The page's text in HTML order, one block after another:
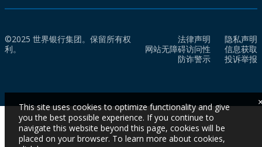
©2025 世界银行集团。保留所有权
利。
法律声明
隐私声明
网站无障碍访问性
信息获取
防诈警示
投诉举报
This site uses cookies to optimize functionality and give
you the best possible experience. If you continue to
navigate this website beyond this page, cookies will be
placed on your browser. To learn more about cookies,